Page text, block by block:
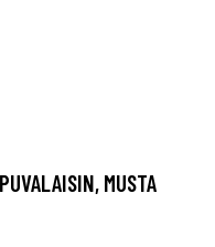
MUSTA